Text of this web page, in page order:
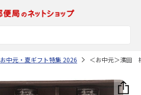
お中元・夏ギフト特集 2026 ＜お中元＞濱田